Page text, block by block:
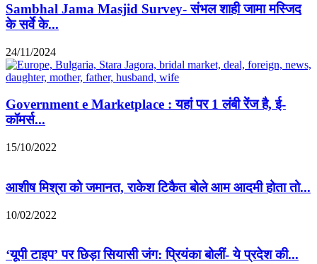
Sambhal Jama Masjid Survey- संभल शाही जामा मस्जिद
के सर्वे के...
24/11/2024
Government e Marketplace : यहां पर 1 लंबी रेंज है, ई-
कॉमर्स...
15/10/2022
आशीष मिश्रा को जमानत, राकेश टिकैत बोले आम आदमी होता तो...
10/02/2022
‘यूपी टाइप’ पर छिड़ा सियासी जंग: प्रियंका बोलीं- ये प्रदेश की...